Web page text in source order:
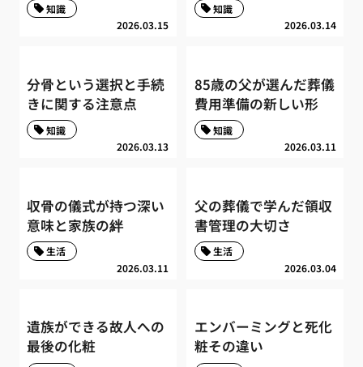
2026.03.15
知識
2026.03.14
知識
分骨という選択と手続
きに関する注意点
2026.03.13
知識
85歳の父が選んだ葬儀
費用準備の新しい形
2026.03.11
知識
収骨の儀式が持つ深い
意味と家族の絆
2026.03.11
生活
父の葬儀で学んだ領収
書管理の大切さ
2026.03.04
生活
遺族ができる故人への
最後の化粧
エンバーミングと死化
粧その違い